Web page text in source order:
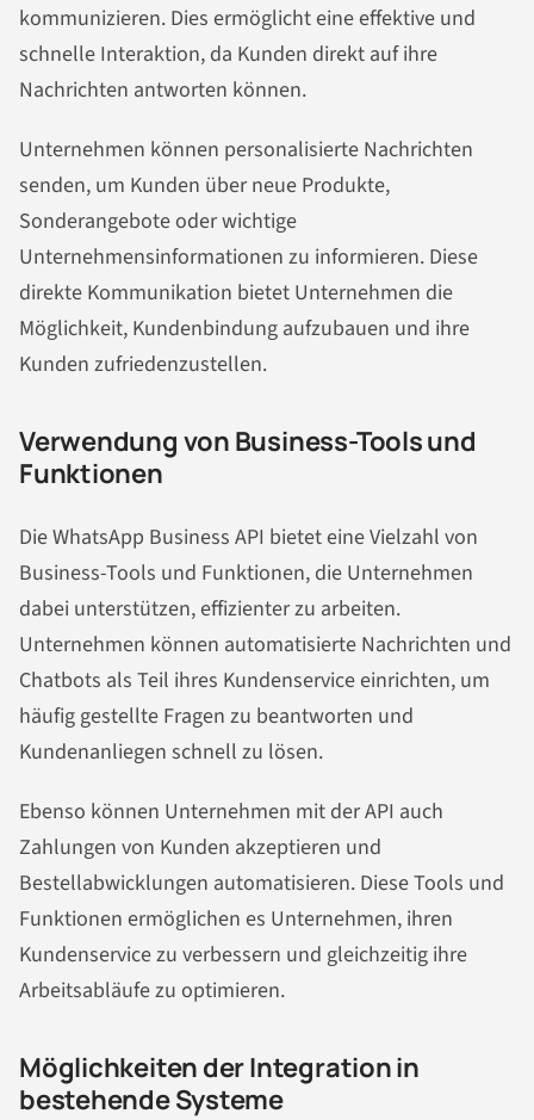
kommunizieren. Dies ermöglicht eine effektive und
schnelle Interaktion, da Kunden direkt auf ihre
Nachrichten antworten können.
Unternehmen können personalisierte Nachrichten
senden, um Kunden über neue Produkte,
Sonderangebote oder wichtige
Unternehmensinformationen zu informieren. Diese
direkte Kommunikation bietet Unternehmen die
Möglichkeit, Kundenbindung aufzubauen und ihre
Kunden zufriedenzustellen.
Verwendung von Business-Tools und
Funktionen
Die WhatsApp Business API bietet eine Vielzahl von
Business-Tools und Funktionen, die Unternehmen
dabei unterstützen, effizienter zu arbeiten.
Unternehmen können automatisierte Nachrichten und
Chatbots als Teil ihres Kundenservice einrichten, um
häufig gestellte Fragen zu beantworten und
Kundenanliegen schnell zu lösen.
Ebenso können Unternehmen mit der API auch
Zahlungen von Kunden akzeptieren und
Bestellabwicklungen automatisieren. Diese Tools und
Funktionen ermöglichen es Unternehmen, ihren
Kundenservice zu verbessern und gleichzeitig ihre
Arbeitsabläufe zu optimieren.
Möglichkeiten der Integration in
bestehende Systeme